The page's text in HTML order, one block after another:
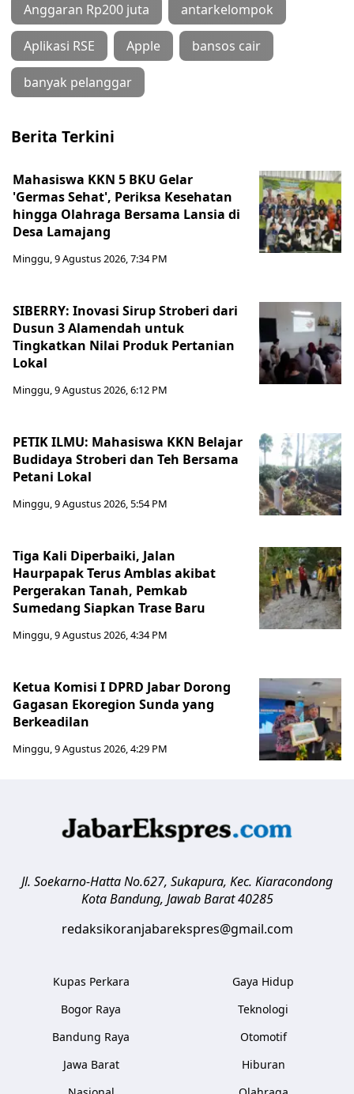
Anggaran Rp200 juta antarkelompok
Aplikasi RSE Apple bansos cair
banyak pelanggar
Berita Terkini
Mahasiswa KKN 5 BKU Gelar
'Germas Sehat', Periksa Kesehatan
hingga Olahraga Bersama Lansia di
Desa Lamajang
Minggu, 9 Agustus 2026, 7:34 PM
SIBERRY: Inovasi Sirup Stroberi dari
Dusun 3 Alamendah untuk
Tingkatkan Nilai Produk Pertanian
Lokal
Minggu, 9 Agustus 2026, 6:12 PM
PETIK ILMU: Mahasiswa KKN Belajar
Budidaya Stroberi dan Teh Bersama
Petani Lokal
Minggu, 9 Agustus 2026, 5:54 PM
Tiga Kali Diperbaiki, Jalan
Haurpapak Terus Amblas akibat
Pergerakan Tanah, Pemkab
Sumedang Siapkan Trase Baru
Minggu, 9 Agustus 2026, 4:34 PM
Ketua Komisi I DPRD Jabar Dorong
Gagasan Ekoregion Sunda yang
Berkeadilan
Minggu, 9 Agustus 2026, 4:29 PM
Jl. Soekarno-Hatta No.627, Sukapura, Kec. Kiaracondong
Kota Bandung, Jawab Barat 40285
redaksikoranjabarekspres@gmail.com
Kupas Perkara
Bogor Raya
Bandung Raya
Jawa Barat
Gaya Hidup
Teknologi
Otomotif
Hiburan